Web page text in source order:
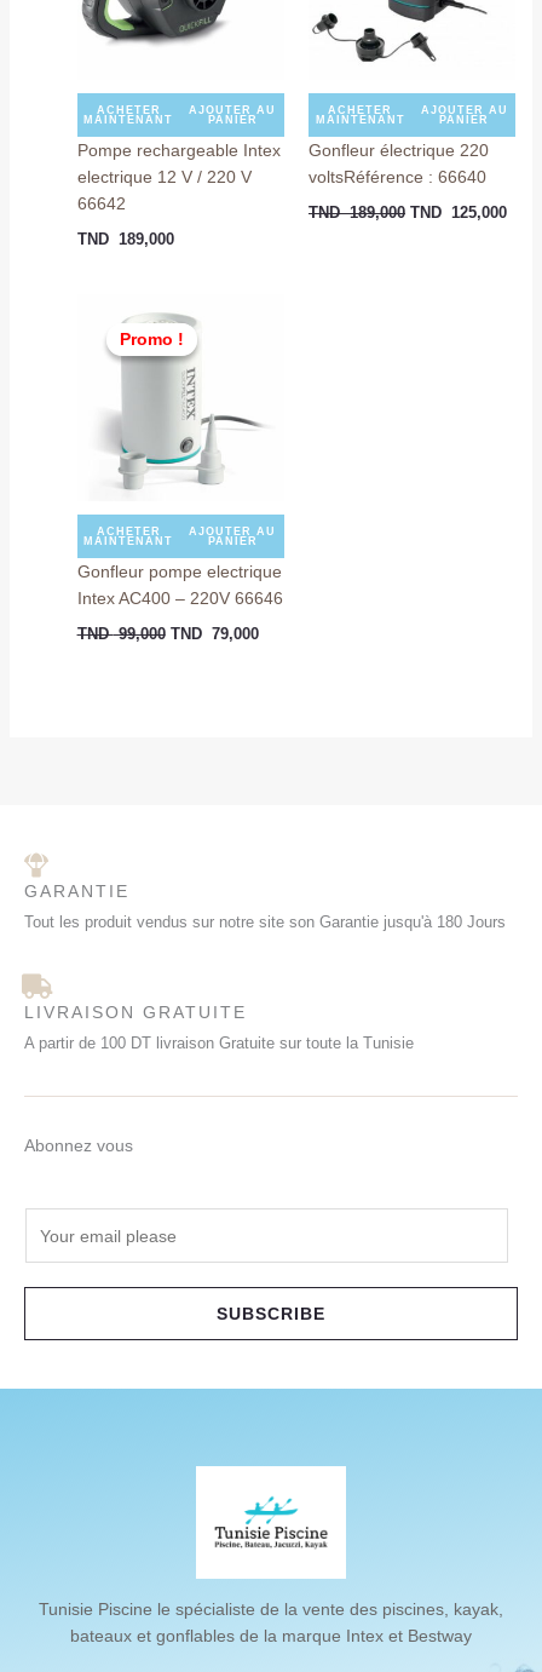
ACHETER
MAINTENANT
AJOUTER AU
PANIER
Pompe rechargeable Intex
electrique 12 V / 220 V
66642
TND 189,000
ACHETER
MAINTENANT
AJOUTER AU
PANIER
Gonfleur électrique 220
voltsRéférence : 66640
TND189,000 TND 125,000
Promo !
Promo !
ACHETER
MAINTENANT
AJOUTER AU
PANIER
Gonfleur pompe electrique
Intex AC400 – 220V 66646
TND99,000
prix
initial
était :
TND
99,000.
TND 79,000
GARANTIE
Tout les produit vendus sur notre site son Garantie jusqu'à 180 Jours
LIVRAISON GRATUITE
A partir de 100 DT livraison Gratuite sur toute la Tunisie
Abonnez vous
SUBSCRIBE
Tunisie Piscine le spécialiste de la vente des piscines, kayak,
bateaux et gonflables de la marque Intex et Bestway